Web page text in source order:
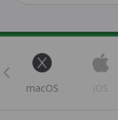
macOS iOS